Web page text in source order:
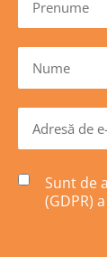
Sunt de
(GDPR)